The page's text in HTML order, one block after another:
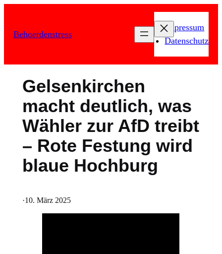
springen
Behoerdenstress
Impressum
Datenschutz
Gelsenkirchen
macht deutlich, was
Wähler zur AfD treibt
– Rote Festung wird
blaue Hochburg
·10. März 2025